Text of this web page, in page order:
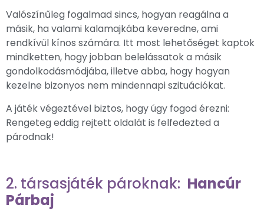
Valószínűleg fogalmad sincs, hogyan reagálna a
másik, ha valami kalamajkába keveredne, ami
rendkívül kínos számára. Itt most lehetőséget kaptok
mindketten, hogy jobban belelássatok a másik
gondolkodásmódjába, illetve abba, hogy hogyan
kezelne bizonyos nem mindennapi szituációkat.
A játék végeztével biztos, hogy úgy fogod érezni:
Rengeteg eddig rejtett oldalát is felfedezted a
párodnak!
2. társasjáték pároknak: Hancúr
Párbaj